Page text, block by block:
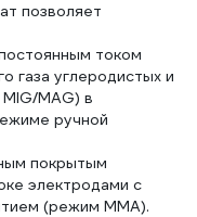
позволяет
током
газа углеродистых и
MAG) в
ручной
покрытым
электродами с
(режим ММА).